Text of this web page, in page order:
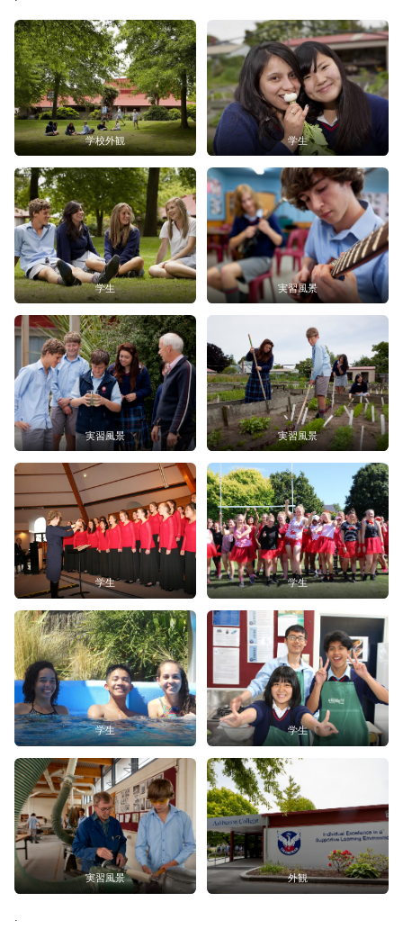
学校外観 学生
学生 実習風景
実習風景 実習風景
学生 学生
学生 学生
実習風景 外観